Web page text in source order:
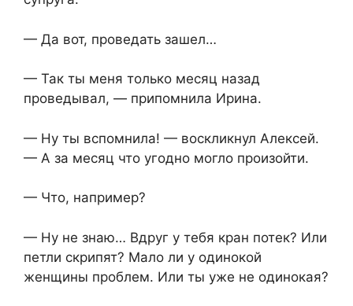
— Да вот, проведать зашел…
— Так ты меня только месяц назад
проведывал, — припомнила Ирина.
— Ну ты вспомнила! — воскликнул Алексей.
— А за месяц что угодно могло произойти.
— Что, например?
— Ну не знаю… Вдруг у тебя кран потек? Или
петли скрипят? Мало ли у одинокой
женщины проблем. Или ты уже не одинокая?